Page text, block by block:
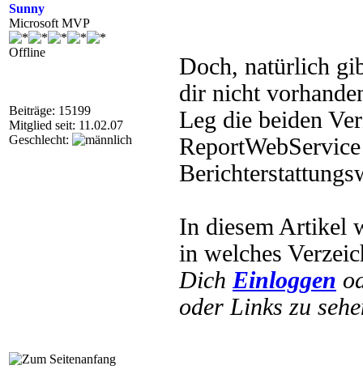
Sunny
Microsoft MVP
Offline
Beiträge: 15199
Mitglied seit: 11.02.07
Geschlecht:
Doch, natürlich
dir nicht
Leg die beiden
In diesem Artikel
in welches
Dich Einloggen
oder Links zu